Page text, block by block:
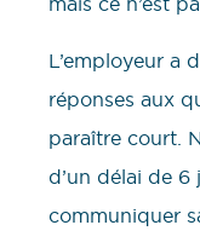
L’employeur a
réponses aux
paraître court.
d’un délai de
communiquer